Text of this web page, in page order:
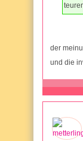
der
und die